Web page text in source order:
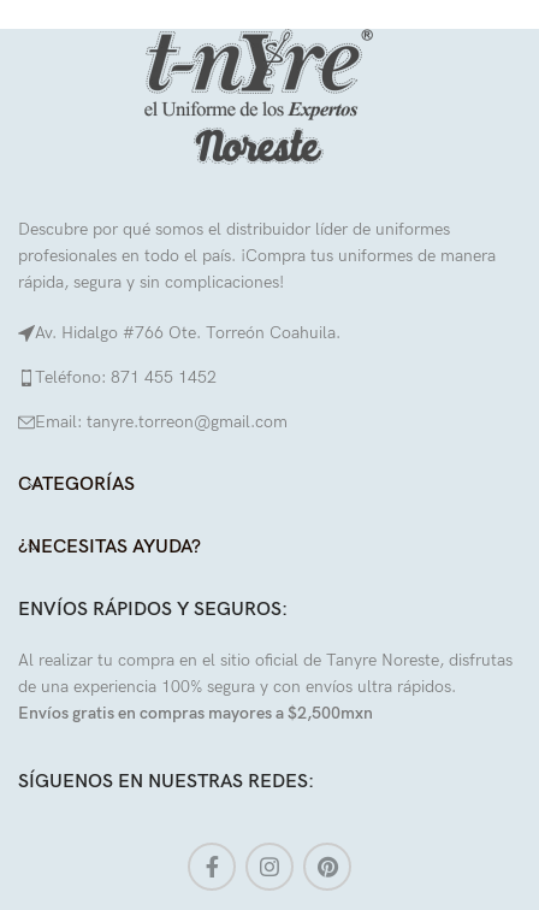
Descubre por qué somos el distribuidor líder de uniformes
profesionales en todo el país. ¡Compra tus uniformes de manera
rápida, segura y sin complicaciones!
Av. Hidalgo #766 Ote. Torreón Coahuila.
Teléfono: 871 455 1452
Email: tanyre.torreon@gmail.com
CATEGORÍAS
¿NECESITAS AYUDA?
ENVÍOS RÁPIDOS Y SEGUROS:
Al realizar tu compra en el sitio oficial de Tanyre Noreste, disfrutas
de una experiencia 100% segura y con envíos ultra rápidos.
Envíos gratis en compras mayores a $2,500mxn
SÍGUENOS EN NUESTRAS REDES: